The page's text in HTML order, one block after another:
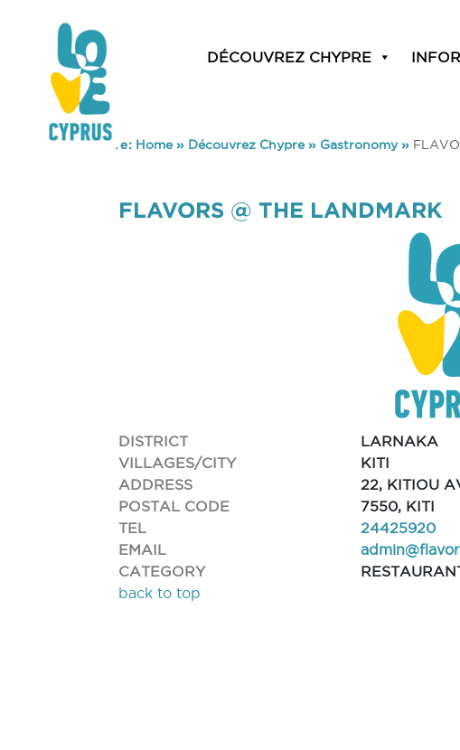
DÉCOUVREZ CHYPRE
You are here: Home» Découvrez Chypre» Gastronomy»
FLAVORS @ THE LANDMARK
DISTRICT
LARNAKA
VILLAGES/CITY
KITI
ADDRESS
22, KITIOU
POSTAL CODE
7550, KITI
TEL
24425920
EMAIL
CATEGORY
back to top